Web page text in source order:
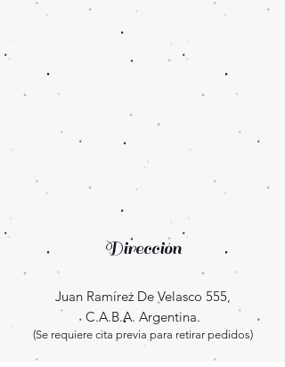
Dirección
Juan Ramírez De Velasco 555,
C.A.B.A. Argentina.
(Se requiere cita previa para retirar pedidos)